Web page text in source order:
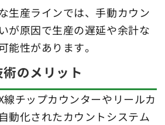
生産ラインでは、手動カウン
が原因で生産の遅延や余計な
能性があります。
のメリット
チップカウンターやリールカ
動化されたカウントシステム